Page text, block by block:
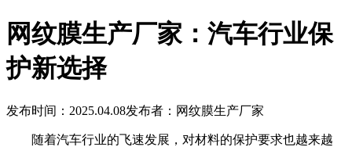
网纹膜生产厂家：汽车行业保
护新选择
发布时间：2025.04.08发布者：网纹膜生产厂家
随着汽车行业的飞速发展，对材料的保护要求也越来越